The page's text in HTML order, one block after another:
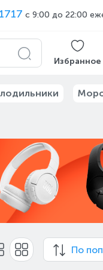
1717 с 9:00 до 22:00
Избранное
По